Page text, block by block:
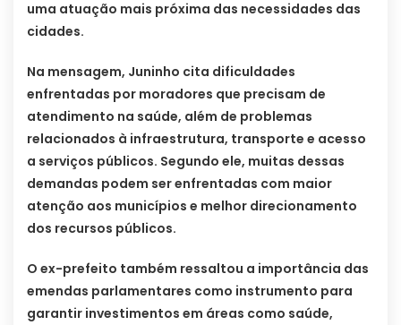
uma atuação mais próxima das necessidades das
cidades.
Na mensagem, Juninho cita dificuldades
enfrentadas por moradores que precisam de
atendimento na saúde, além de problemas
relacionados à infraestrutura, transporte e acesso
a serviços públicos. Segundo ele, muitas dessas
demandas podem ser enfrentadas com maior
atenção aos municípios e melhor direcionamento
dos recursos públicos.
O ex-prefeito também ressaltou a importância das
emendas parlamentares como instrumento para
garantir investimentos em áreas como saúde,